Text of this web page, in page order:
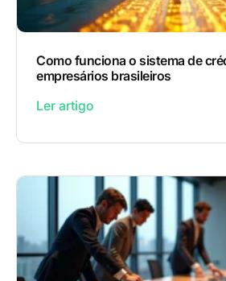
Como funciona o sistema de
empresários brasileiros
Ler artigo